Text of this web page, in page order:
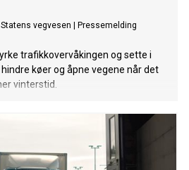
Statens vegvesen Pressemelding
trafikkovervåkingen og sette i
køer og åpne vegene når det
vinterstid.